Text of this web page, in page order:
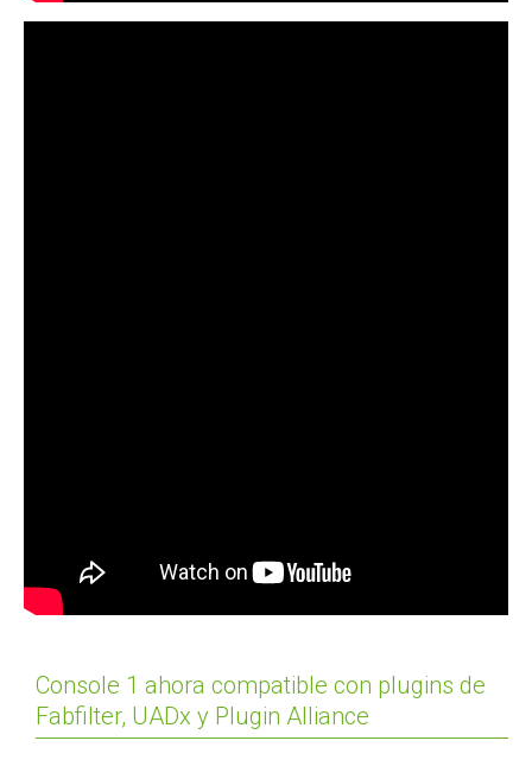
Console 1 ahora compatible con plugins de
Fabfilter, UADx y Plugin Alliance